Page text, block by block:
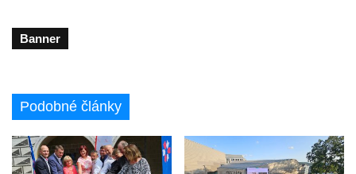
Banner
Podobné články